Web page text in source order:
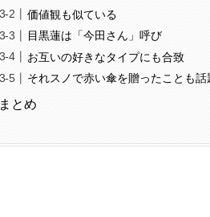
価値観も似ている
目黒蓮は「今田さん」呼び
お互いの好きなタイプにも合致
それスノで赤い傘を贈ったことも話
まとめ